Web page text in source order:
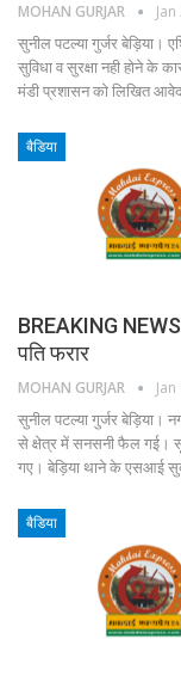
MOHAN GURJAR
सुनील पटल्या गुर्जर बेड़िया।
सुविधा व सुरक्षा नही होने के
मंडी प्रशासन को लिखित
बैडिया
BREAKING
पति फरार
MOHAN GURJAR
सुनील पटल्या गुर्जर बेड़िया।
से क्षेत्र में सनसनी फैल गई।
गए। बेड़िया थाने के एसआई
बैडिया